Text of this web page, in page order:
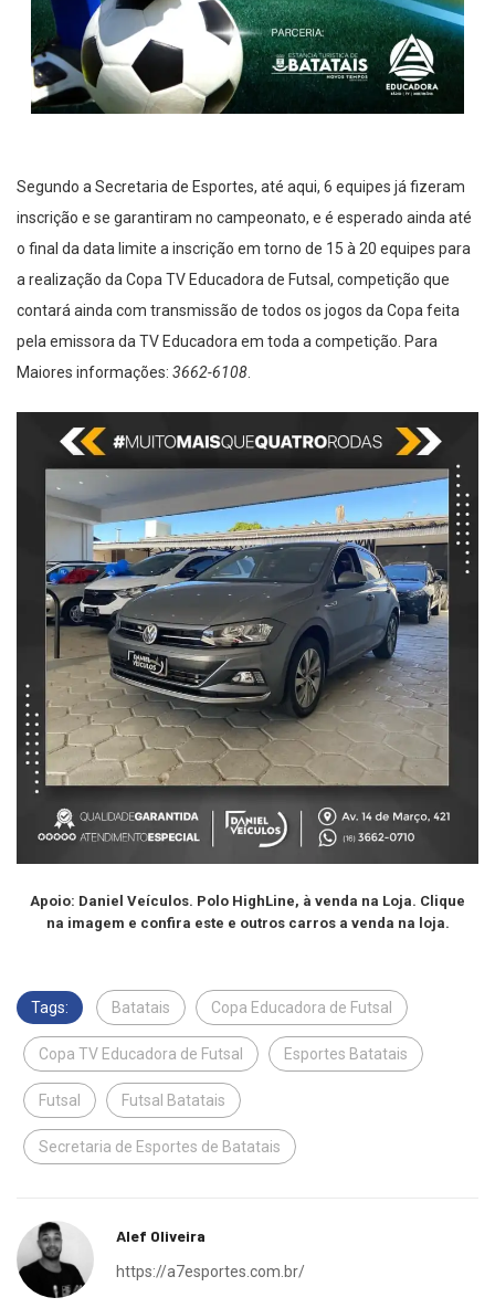
Segundo a Secretaria de Esportes, até aqui, 6 equipes já fizeram
inscrição e se garantiram no campeonato, e é esperado ainda até
o final da data limite a inscrição em torno de 15 à 20 equipes para
a realização da Copa TV Educadora de Futsal, competição que
contará ainda com transmissão de todos os jogos da Copa feita
pela emissora da TV Educadora em toda a competição. Para
Maiores informações: 3662-6108.
Apoio: Daniel Veículos. Polo HighLine, à venda na Loja. Clique
na imagem e confira este e outros carros a venda na loja.
Tags: Batatais Copa Educadora de Futsal
Copa TV Educadora de Futsal Esportes Batatais
Futsal Futsal Batatais
Secretaria de Esportes de Batatais
Alef Oliveira
https://a7esportes.com.br/